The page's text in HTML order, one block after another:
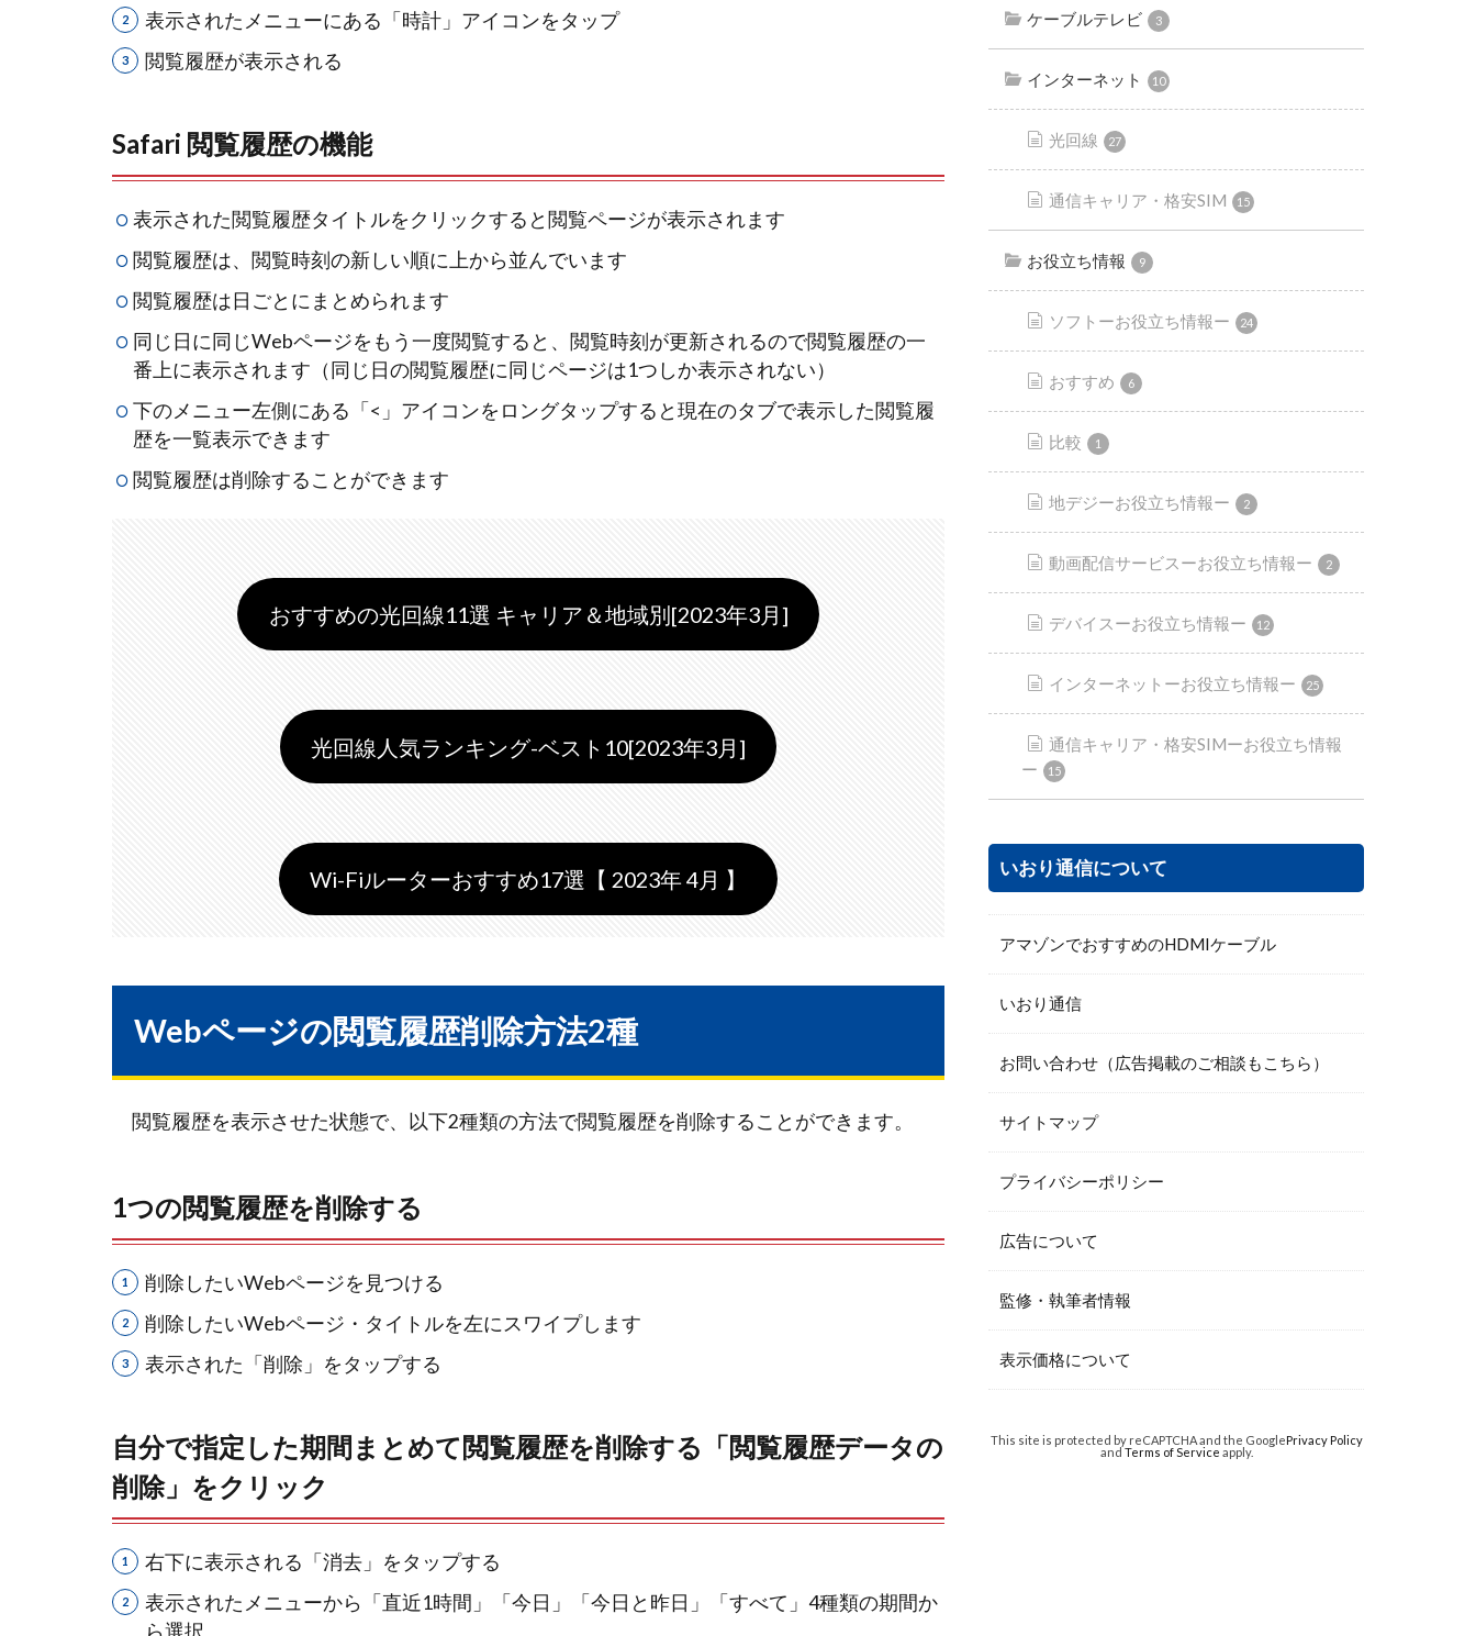
表示されたメニューにある「時計」アイコンをタップ
閲覧履歴が表示される
Safari 閲覧履歴の機能
表示された閲覧履歴タイトルをクリックすると閲覧ページが表示されます
閲覧履歴は、閲覧時刻の新しい順に上から並んでいます
閲覧履歴は日ごとにまとめられます
同じ日に同じWebページをもう一度閲覧すると、閲覧時刻が更新されるので閲覧履歴の一
番上に表示されます（同じ日の閲覧履歴に同じページは1つしか表示されない）
下のメニュー左側にある「<」アイコンをロングタップすると現在のタブで表示した閲覧履
歴を一覧表示できます
閲覧履歴は削除することができます
おすすめの光回線11選 キャリア＆地域別[2023年3月]
光回線人気ランキング-ベスト10[2023年3月]
Wi-Fiルーターおすすめ17選【 2023年 4月 】
Webページの閲覧履歴削除方法2種
閲覧履歴を表示させた状態で、以下2種類の方法で閲覧履歴を削除することができます。
1つの閲覧履歴を削除する
削除したいWebページを見つける
削除したいWebページ・タイトルを左にスワイプします
表示された「削除」をタップする
自分で指定した期間まとめて閲覧履歴を削除する「閲覧履歴データの
削除」をクリック
右下に表示される「消去」をタップする
表示されたメニューから「直近1時間」「今日」「今日と昨日」「すべて」4種類の期間か
ら選択
ケーブルテレビ 3
インターネット 10
光回線 27
通信キャリア・格安SIM 15
お役立ち情報 9
ソフトーお役立ち情報ー 24
おすすめ 6
比較 1
地デジーお役立ち情報ー 2
動画配信サービスーお役立ち情報ー 2
デバイスーお役立ち情報ー 12
インターネットーお役立ち情報ー 25
通信キャリア・格安SIMーお役立ち情報
ー
15
いおり通信について
アマゾンでおすすめのHDMIケーブル
いおり通信
お問い合わせ（広告掲載のご相談もこちら）
サイトマップ
プライバシーポリシー
広告について
監修・執筆者情報
表示価格について
This site is protected by reCAPTCHA and the GooglePrivacy Policy
and Terms of Service apply.